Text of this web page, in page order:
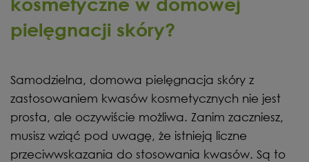
pielęgnacji skóry?
Samodzielna, domowa pielęgnacja skóry z
zastosowaniem kwasów kosmetycznych nie jest
prosta, ale oczywiście możliwa. Zanim zaczniesz,
musisz wziąć pod uwagę, że istnieją liczne
przeciwwskazania do stosowania kwasów. Są to